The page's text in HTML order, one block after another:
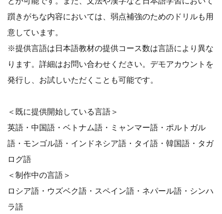
躓きがちな内容においては、弱点補強のためのドリルも用
意しています。
※提供言語は日本語教材の提供コース数は言語により異な
ります。詳細はお問い合わせください。デモアカウントを
発行し、お試しいただくことも可能です。
＜既に提供開始している言語＞
英語・中国語・ベトナム語・ミャンマー語・ポルトガル
語・モンゴル語・インドネシア語・タイ語・韓国語・タガ
ログ語
＜制作中の言語＞
ロシア語・ウズベク語・スペイン語・ネパール語・シンハ
ラ語